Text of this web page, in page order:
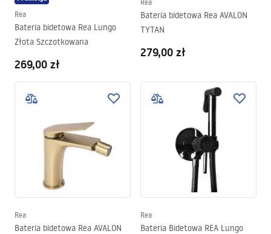
Rea
Bateria bidetowa Rea Lungo
Złota Szczotkowana
269,00 zł
Rea
Bateria bidetowa Rea AVALON
TYTAN
279,00 zł
Rea
Bateria bidetowa Rea AVALON
Rea
Bateria Bidetowa REA Lungo